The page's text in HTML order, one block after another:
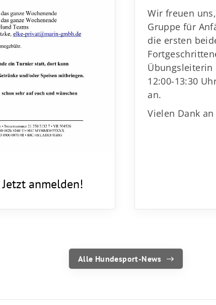
anmelden!
Wir freuen
Gruppe für
die ersten
Übungsleiterin
12:00-13:30
an.
Vielen Dank an
Alle Hundesport-News